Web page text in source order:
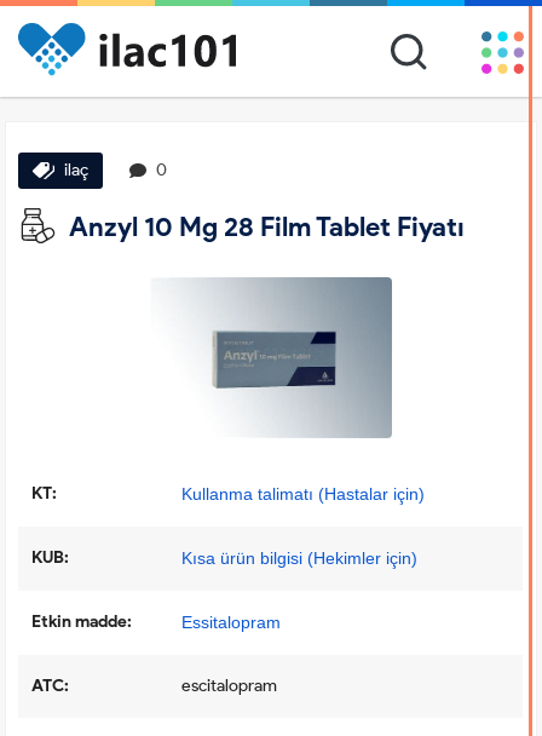
ilaç 0
Anzyl 10 Mg 28 Film Tablet Fiyatı
KT: Kullanma talimatı (Hastalar için)
KUB: Kısa ürün bilgisi (Hekimler için)
Etkin madde: Essitalopram
ATC: escitalopram